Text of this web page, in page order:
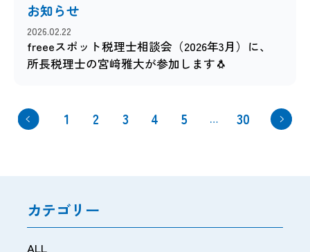
お知らせ
2026.02.22
freeeスポット税理士相談会（2026年3月）に、
所長税理士の宮﨑雅大が参加します🐧
1 2 3 4 5 … 30
カテゴリー
ALL